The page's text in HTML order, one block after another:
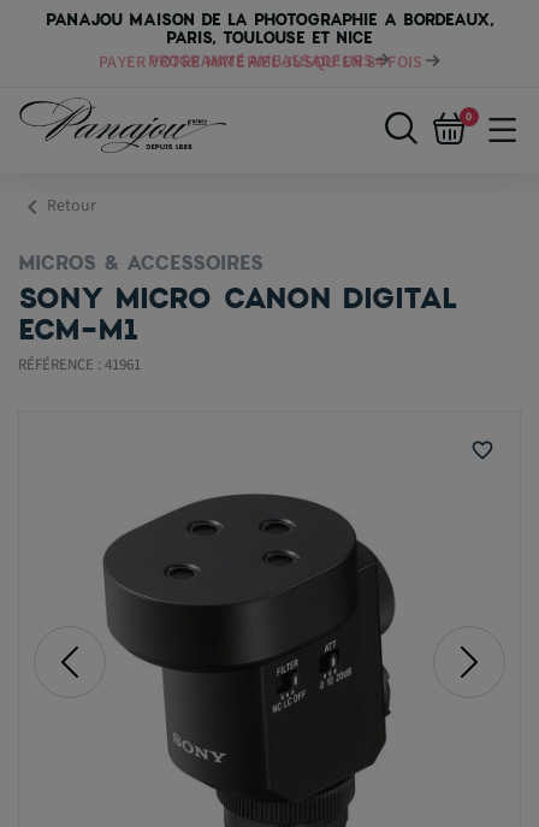
PANAJOU MAISON DE LA PHOTOGRAPHIE A BORDEAUX,
PARIS, TOULOUSE ET NICE
PAYER VOTRE MATÉRIEL JUSQU'EN 84 FOIS
0
chevron_left Retour
MICROS & ACCESSOIRES
SONY MICRO CANON DIGITAL
ECM-M1
RÉFÉRENCE : 41961
favorite_border